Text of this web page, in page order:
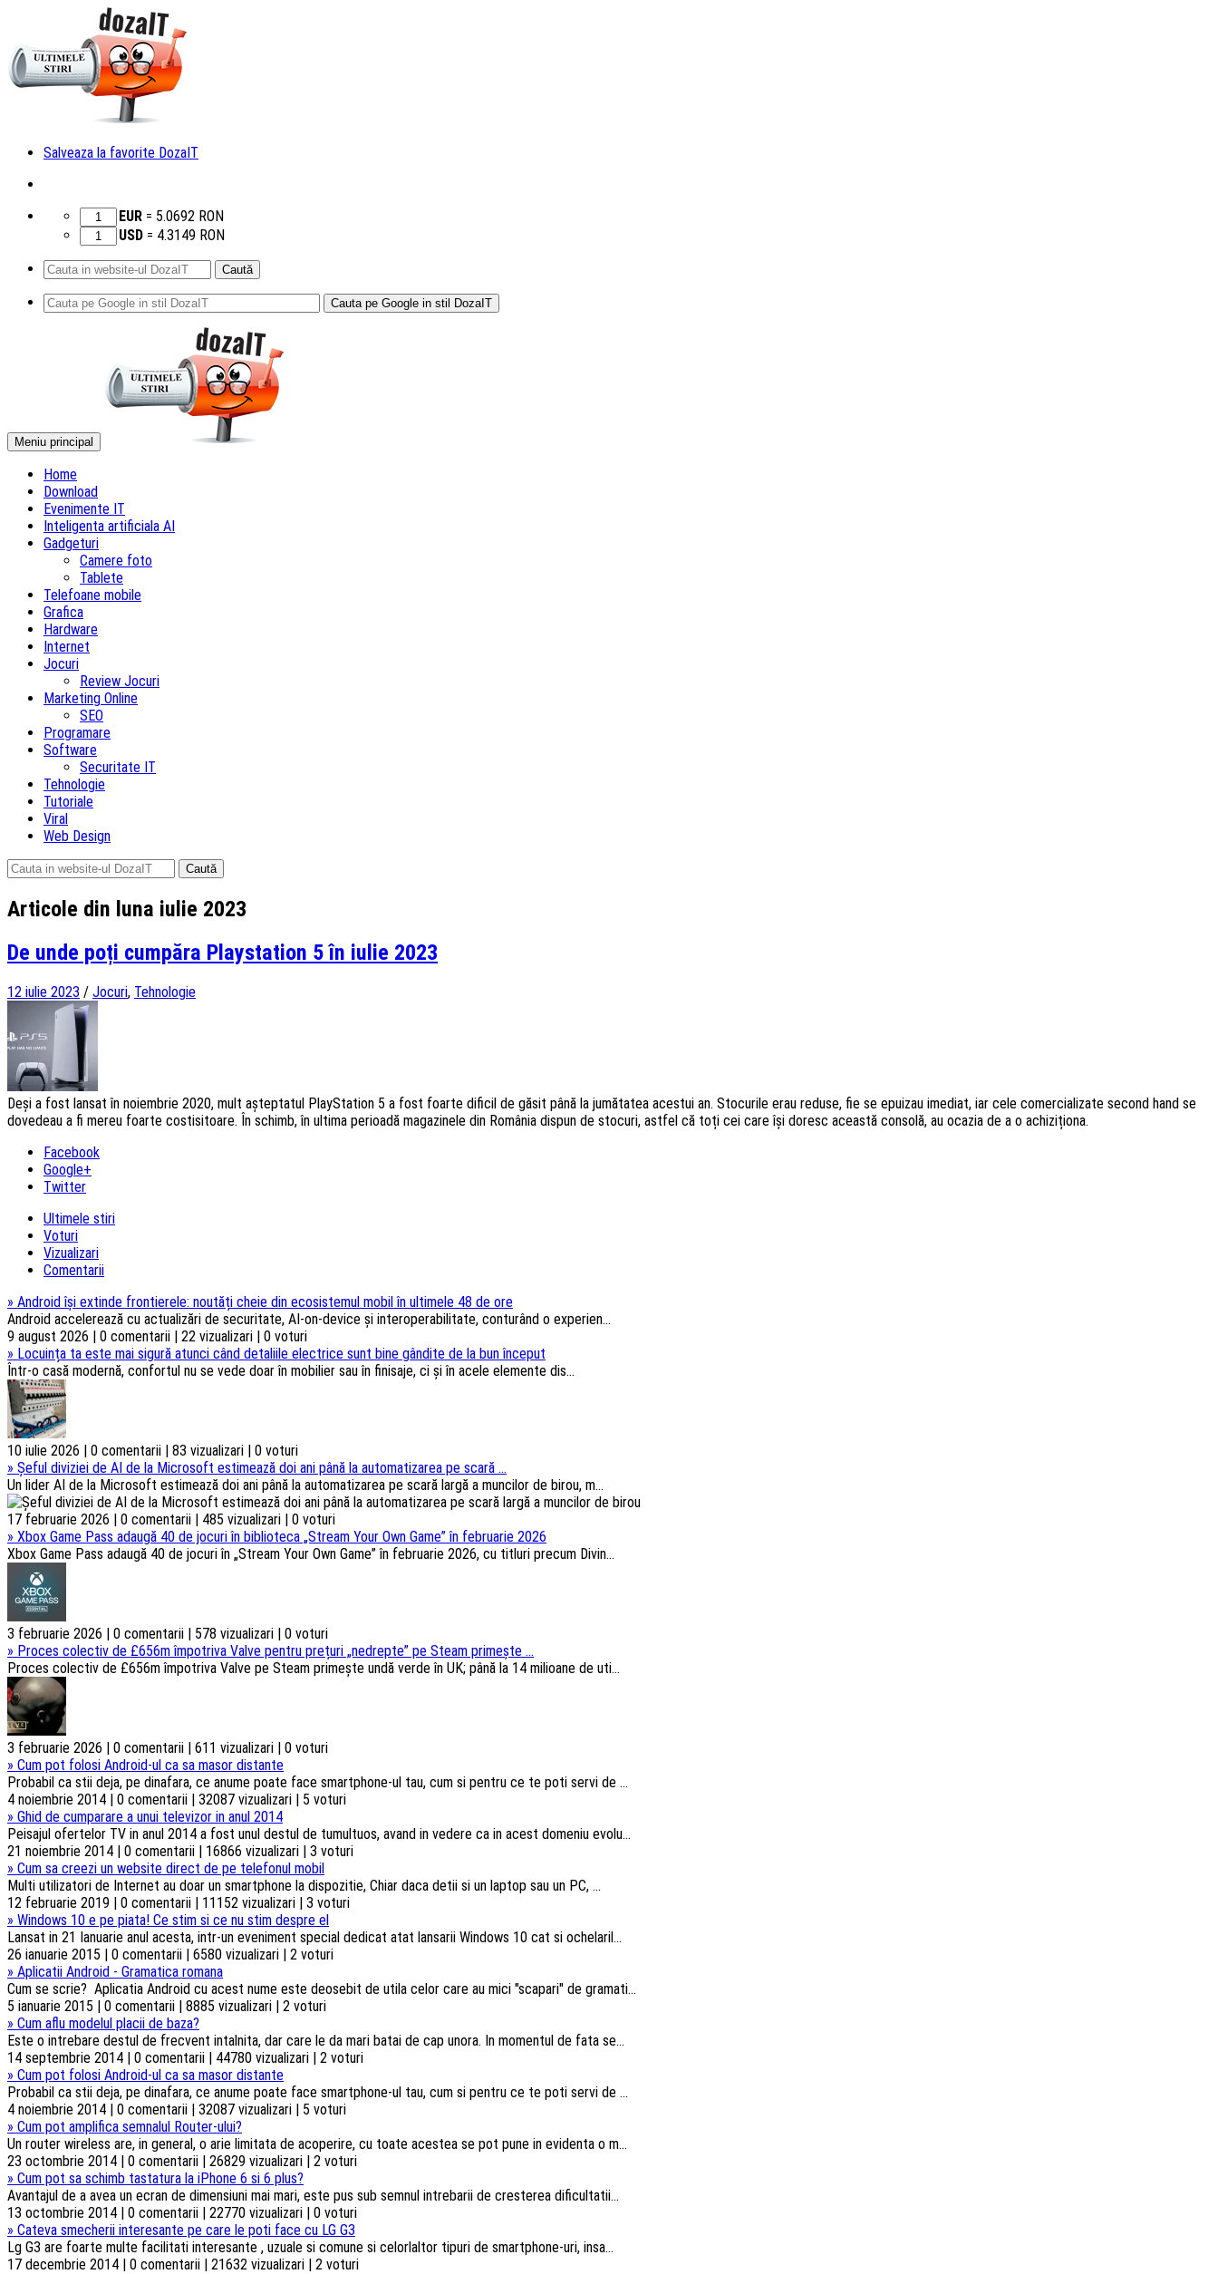
Salveaza la favorite DozaIT
EUR = 5.0692 RON
USD = 4.3149 RON
Caută
după:
Meniu principal
Home
Download
Evenimente IT
Inteligenta artificiala AI
Gadgeturi
Camere foto
Tablete
Telefoane mobile
Grafica
Hardware
Internet
Jocuri
Review Jocuri
Marketing Online
SEO
Programare
Software
Securitate IT
Tehnologie
Tutoriale
Viral
Web Design
Caută
după:
Articole din luna iulie 2023
De unde poți cumpăra Playstation 5 în iulie 2023
12 iulie 2023 / Jocuri, Tehnologie
Deși a fost lansat în noiembrie 2020, mult așteptatul PlayStation 5 a fost foarte dificil de găsit până la jumătatea acestui an. Stocurile erau reduse, fie se epuizau imediat, iar cele comercializate second hand se
dovedeau a fi mereu foarte costisitoare. În schimb, în ultima perioadă magazinele din România dispun de stocuri, astfel că toți cei care își doresc această consolă, au ocazia de a o achiziționa.
Facebook
Google+
Twitter
Ultimele stiri
Voturi
Vizualizari
Comentarii
» Android își extinde frontierele: noutăți cheie din ecosistemul mobil în ultimele 48 de ore
Android accelerează cu actualizări de securitate, AI-on-device și interoperabilitate, conturând o experien...
9 august 2026 | 0 comentarii | 22 vizualizari | 0 voturi
» Locuința ta este mai sigură atunci când detaliile electrice sunt bine gândite de la bun început
Într-o casă modernă, confortul nu se vede doar în mobilier sau în finisaje, ci și în acele elemente dis...
10 iulie 2026 | 0 comentarii | 83 vizualizari | 0 voturi
» Șeful diviziei de AI de la Microsoft estimează doi ani până la automatizarea pe scară ...
Un lider AI de la Microsoft estimează doi ani până la automatizarea pe scară largă a muncilor de birou, m...
17 februarie 2026 | 0 comentarii | 485 vizualizari | 0 voturi
» Xbox Game Pass adaugă 40 de jocuri în biblioteca „Stream Your Own Game” în februarie 2026
Xbox Game Pass adaugă 40 de jocuri în „Stream Your Own Game” în februarie 2026, cu titluri precum Divin...
3 februarie 2026 | 0 comentarii | 578 vizualizari | 0 voturi
» Proces colectiv de £656m împotriva Valve pentru prețuri „nedrepte” pe Steam primește ...
Proces colectiv de £656m împotriva Valve pe Steam primește undă verde în UK; până la 14 milioane de uti...
3 februarie 2026 | 0 comentarii | 611 vizualizari | 0 voturi
» Cum pot folosi Android-ul ca sa masor distante
Probabil ca stii deja, pe dinafara, ce anume poate face smartphone-ul tau, cum si pentru ce te poti servi de ...
4 noiembrie 2014 | 0 comentarii | 32087 vizualizari | 5 voturi
» Ghid de cumparare a unui televizor in anul 2014
Peisajul ofertelor TV in anul 2014 a fost unul destul de tumultuos, avand in vedere ca in acest domeniu evolu...
21 noiembrie 2014 | 0 comentarii | 16866 vizualizari | 3 voturi
» Cum sa creezi un website direct de pe telefonul mobil
Multi utilizatori de Internet au doar un smartphone la dispozitie, Chiar daca detii si un laptop sau un PC, ...
12 februarie 2019 | 0 comentarii | 11152 vizualizari | 3 voturi
» Windows 10 e pe piata! Ce stim si ce nu stim despre el
Lansat in 21 Ianuarie anul acesta, intr-un eveniment special dedicat atat lansarii Windows 10 cat si ochelaril...
26 ianuarie 2015 | 0 comentarii | 6580 vizualizari | 2 voturi
» Aplicatii Android - Gramatica romana
Cum se scrie? Aplicatia Android cu acest nume este deosebit de utila celor care au mici "scapari" de gramati...
5 ianuarie 2015 | 0 comentarii | 8885 vizualizari | 2 voturi
» Cum aflu modelul placii de baza?
Este o intrebare destul de frecvent intalnita, dar care le da mari batai de cap unora. In momentul de fata se...
14 septembrie 2014 | 0 comentarii | 44780 vizualizari | 2 voturi
» Cum pot folosi Android-ul ca sa masor distante
Probabil ca stii deja, pe dinafara, ce anume poate face smartphone-ul tau, cum si pentru ce te poti servi de ...
4 noiembrie 2014 | 0 comentarii | 32087 vizualizari | 5 voturi
» Cum pot amplifica semnalul Router-ului?
Un router wireless are, in general, o arie limitata de acoperire, cu toate acestea se pot pune in evidenta o m...
23 octombrie 2014 | 0 comentarii | 26829 vizualizari | 2 voturi
» Cum pot sa schimb tastatura la iPhone 6 si 6 plus?
Avantajul de a avea un ecran de dimensiuni mai mari, este pus sub semnul intrebarii de cresterea dificultatii...
13 octombrie 2014 | 0 comentarii | 22770 vizualizari | 0 voturi
» Cateva smecherii interesante pe care le poti face cu LG G3
Lg G3 are foarte multe facilitati interesante , uzuale si comune si celorlaltor tipuri de smartphone-uri, insa...
17 decembrie 2014 | 0 comentarii | 21632 vizualizari | 2 voturi